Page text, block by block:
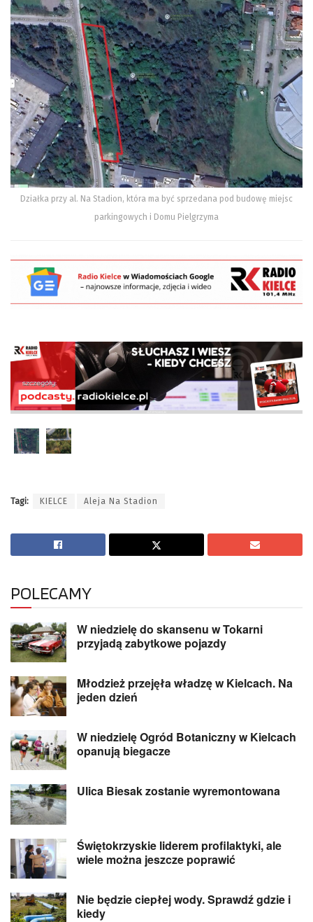
Działka przy al. Na Stadion, która ma być sprzedana pod budowę miejsc
parkingowych i Domu Pielgrzyma
Tagi: KIELCE Aleja Na Stadion
POLECAMY
W niedzielę do skansenu w Tokarni
przyjadą zabytkowe pojazdy
Młodzież przejęła władzę w Kielcach. Na
jeden dzień
W niedzielę Ogród Botaniczny w Kielcach
opanują biegacze
Ulica Biesak zostanie wyremontowana
Świętokrzyskie liderem profilaktyki, ale
wiele można jeszcze poprawić
Nie będzie ciepłej wody. Sprawdź gdzie i
kiedy